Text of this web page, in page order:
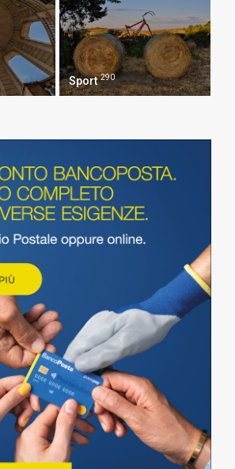
Sport 290